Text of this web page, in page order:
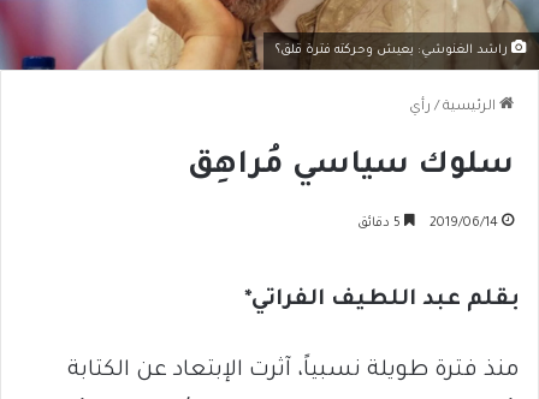
راشد الغنوشي: يعيش وحركته فترة قلق؟
الرئيسية / رأي
سلوك سياسي مُراهِق
2019/06/14
بقلم عبد اللطيف الفراتي*
منذ فترة طويلة نسبياً، آثرت الإبتعاد عن الكتابة